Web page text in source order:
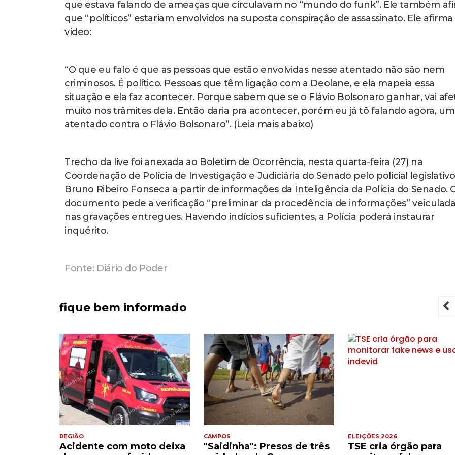
que estava falando de ameaças que circulavam no “mundo do funk”. Ele também
que “políticos” estariam envolvidos na suposta conspiração de assassinato. Ele
vídeo:
“O que eu falo é que as pessoas que estão envolvidas nesse atentado não são nem
criminosos. É político. Pessoas que têm ligação com a Deolane, e ela mapeia essa
situação e ela faz acontecer. Porque sabem que se o Flávio Bolsonaro ganhar, vai
muito nos trâmites dela. Então daria pra acontecer, porém eu já tô falando agora, um
atentado contra o Flávio Bolsonaro”. (Leia mais abaixo)
Trecho da live foi anexada ao Boletim de Ocorrência, nesta quarta-feira (27) na
Coordenação de Polícia de Investigação e Judiciária do Senado pelo policial legislativo
Bruno Ribeiro Fonseca a partir de informações da Inteligência da Polícia do Senado.
documento pede a verificação “preliminar da procedência de informações”
nas gravações entregues. Havendo indícios suficientes, a Polícia poderá instaurar
inquérito.
Fonte: Diário do Poder
fique bem informado
REGIÃO
Acidente com moto deixa
CAMPOS
"Saidinha": Presos de três
ELEIÇÕES 2026
TSE cria órgão para